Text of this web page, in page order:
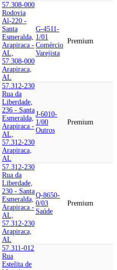
57.308-000
Rodovia
Al-220 -
Santa
Esmeralda,
Arapiraca -
AL,
57.308-000
Arapiraca,
AL
G-4511-
1/01
Comércio
Varejista
Premium
57.312-230
Rua da
Liberdade,
236 - Santa
Esmeralda,
Arapiraca -
AL,
57.312-230
Arapiraca,
AL
J-6010-
1/00
Outros
Premium
57.312-230
Rua da
Liberdade,
230 - Santa
Esmeralda,
Arapiraca -
AL,
57.312-230
Arapiraca,
AL
Q-8650-
0/03
Saúde
Premium
57.311-012
Rua
Estelita de